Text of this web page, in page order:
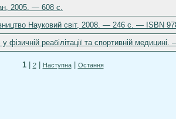
2005. — 608 c.
Науковий світ, 2008. — 246 c. — ISBN
реабілітації та спортивній
1| 2| Наступна| Остання